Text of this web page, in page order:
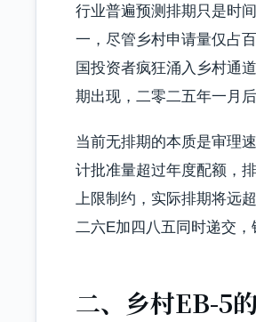
行业普遍预测排期只是时
一，尽管乡村申请量仅占
国投资者疯狂涌入乡村通
期出现，二零二五年一月
当前无排期的本质是审理
计批准量超过年度配额，
上限制约，实际排期将远
二六E加四八五同时递交
二、乡村EB-5